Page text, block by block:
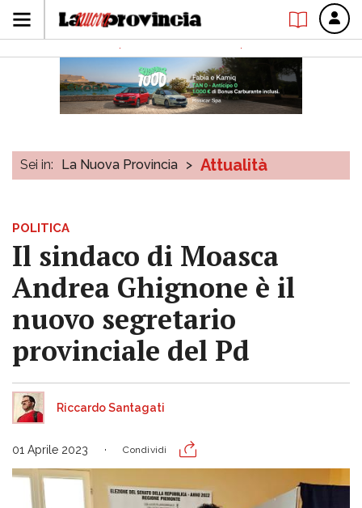
Sei in: La Nuova Provincia > Attualità
POLITICA
Il sindaco di Moasca
Andrea Ghignone è il
nuovo segretario
provinciale del Pd
Riccardo Santagati
01 Aprile 2023 Condividi